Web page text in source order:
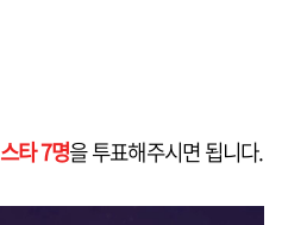
스타 7명을 투표해주시면 됩니다.